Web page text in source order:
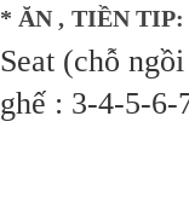
* ĂN , TIỀN TIP:
Seat (chỗ
ghế : 3-4-5-6-